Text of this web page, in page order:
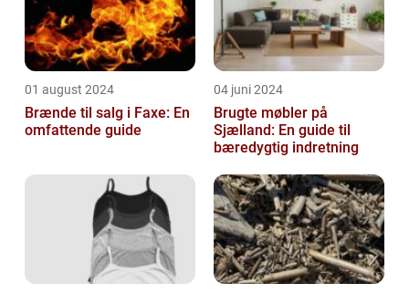
01 august 2024
Brænde til salg i Faxe: En
omfattende guide
04 juni 2024
Brugte møbler på
Sjælland: En guide til
bæredygtig indretning